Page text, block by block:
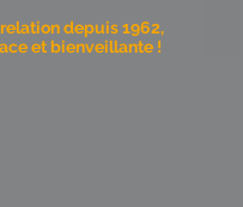
depuis 1962,
et bienveillante !